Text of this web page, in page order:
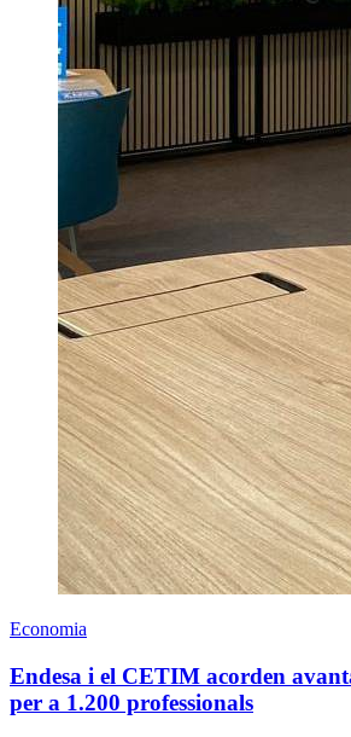
Economia
Endesa i el CETIM acorden
per a 1.200 professionals